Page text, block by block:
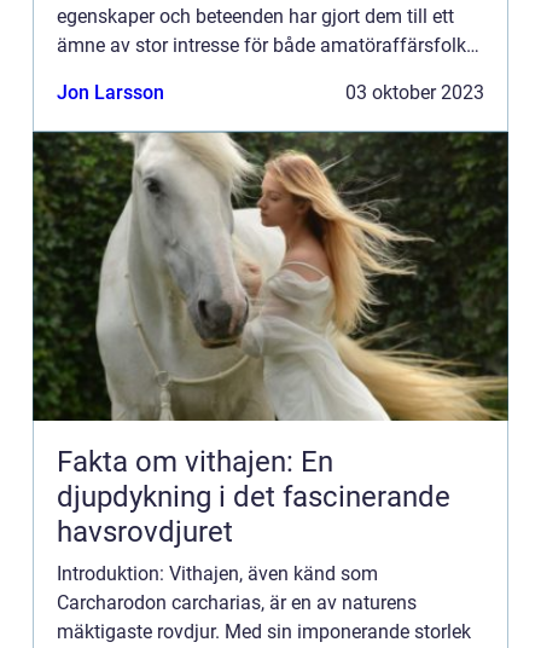
egenskaper och beteenden har gjort dem till ett
ämne av stor intresse för både amatöraffärsfolk
grundlig och omfattan...
Jon Larsson 03 oktober 2023
Fakta om vithajen: En
djupdykning i det fascinerande
havsrovdjuret
Introduktion: Vithajen, även känd som
Carcharodon carcharias, är en av naturens
mäktigaste rovdjur. Med sin imponerande storlek